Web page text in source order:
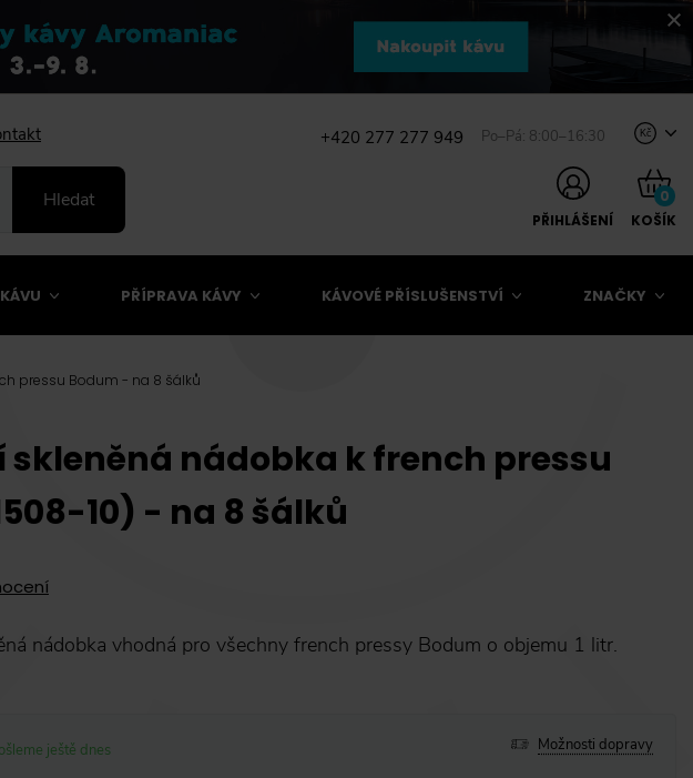
Hledat
+420 277 277 949 Po–Pá: 8:00–16:30 Kč
PŘIHLÁŠENÍ
0
KOŠÍK
PŘÍPRAVA KÁVY KÁVOVÉ PŘÍSLUŠENSTVÍ ZNAČKY
pressu Bodum - na 8 šálků
skleněná nádobka k french pressu
10) - na 8 šálků
nádobka vhodná pro všechny french pressy Bodum o objemu 1 litr.
ještě dnes Možnosti dopravy